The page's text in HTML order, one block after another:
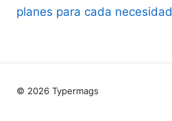
planes para cada necesidad
© 2026 Typermags